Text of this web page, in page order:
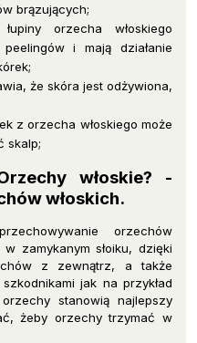
brązujących;
orzecha włoskiego
i mają działanie
że skóra jest odżywiona,
z orzecha włoskiego może
skalp;
włoskie? -
włoskich.
orzechów
zamykanym słoiku, dzięki
z zewnątrz, a także
jak na przykład
stanowią najlepszy
żeby orzechy trzymać w